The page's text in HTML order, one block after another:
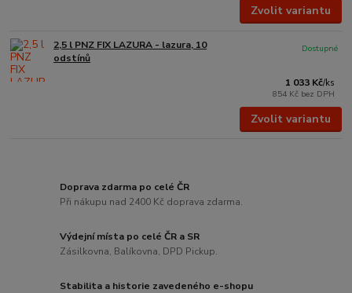
Zvolit variantu
2,5 l PNZ FIX LAZURA - lazura, 10
odstínů
1 033 Kč/ks
854 Kč bez DPH
Dostupné
Zvolit variantu
Doprava zdarma po celé ČR
Při nákupu nad 2400 Kč doprava zdarma.
Výdejní místa po celé ČR a SR
Zásilkovna, Balíkovna, DPD Pickup.
Stabilita a historie zavedeného e-shopu